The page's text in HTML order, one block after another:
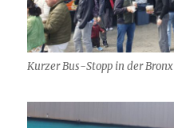
Kurzer Bus-Stopp in der Bronx